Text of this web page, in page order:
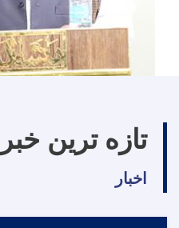
تازه ترین خبر
اخبار